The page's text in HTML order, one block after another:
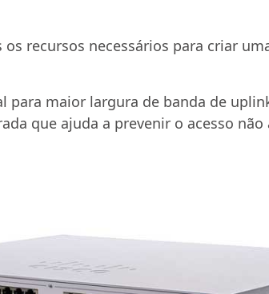
recursos necessários para criar
para maior largura de banda de
que ajuda a prevenir o acesso